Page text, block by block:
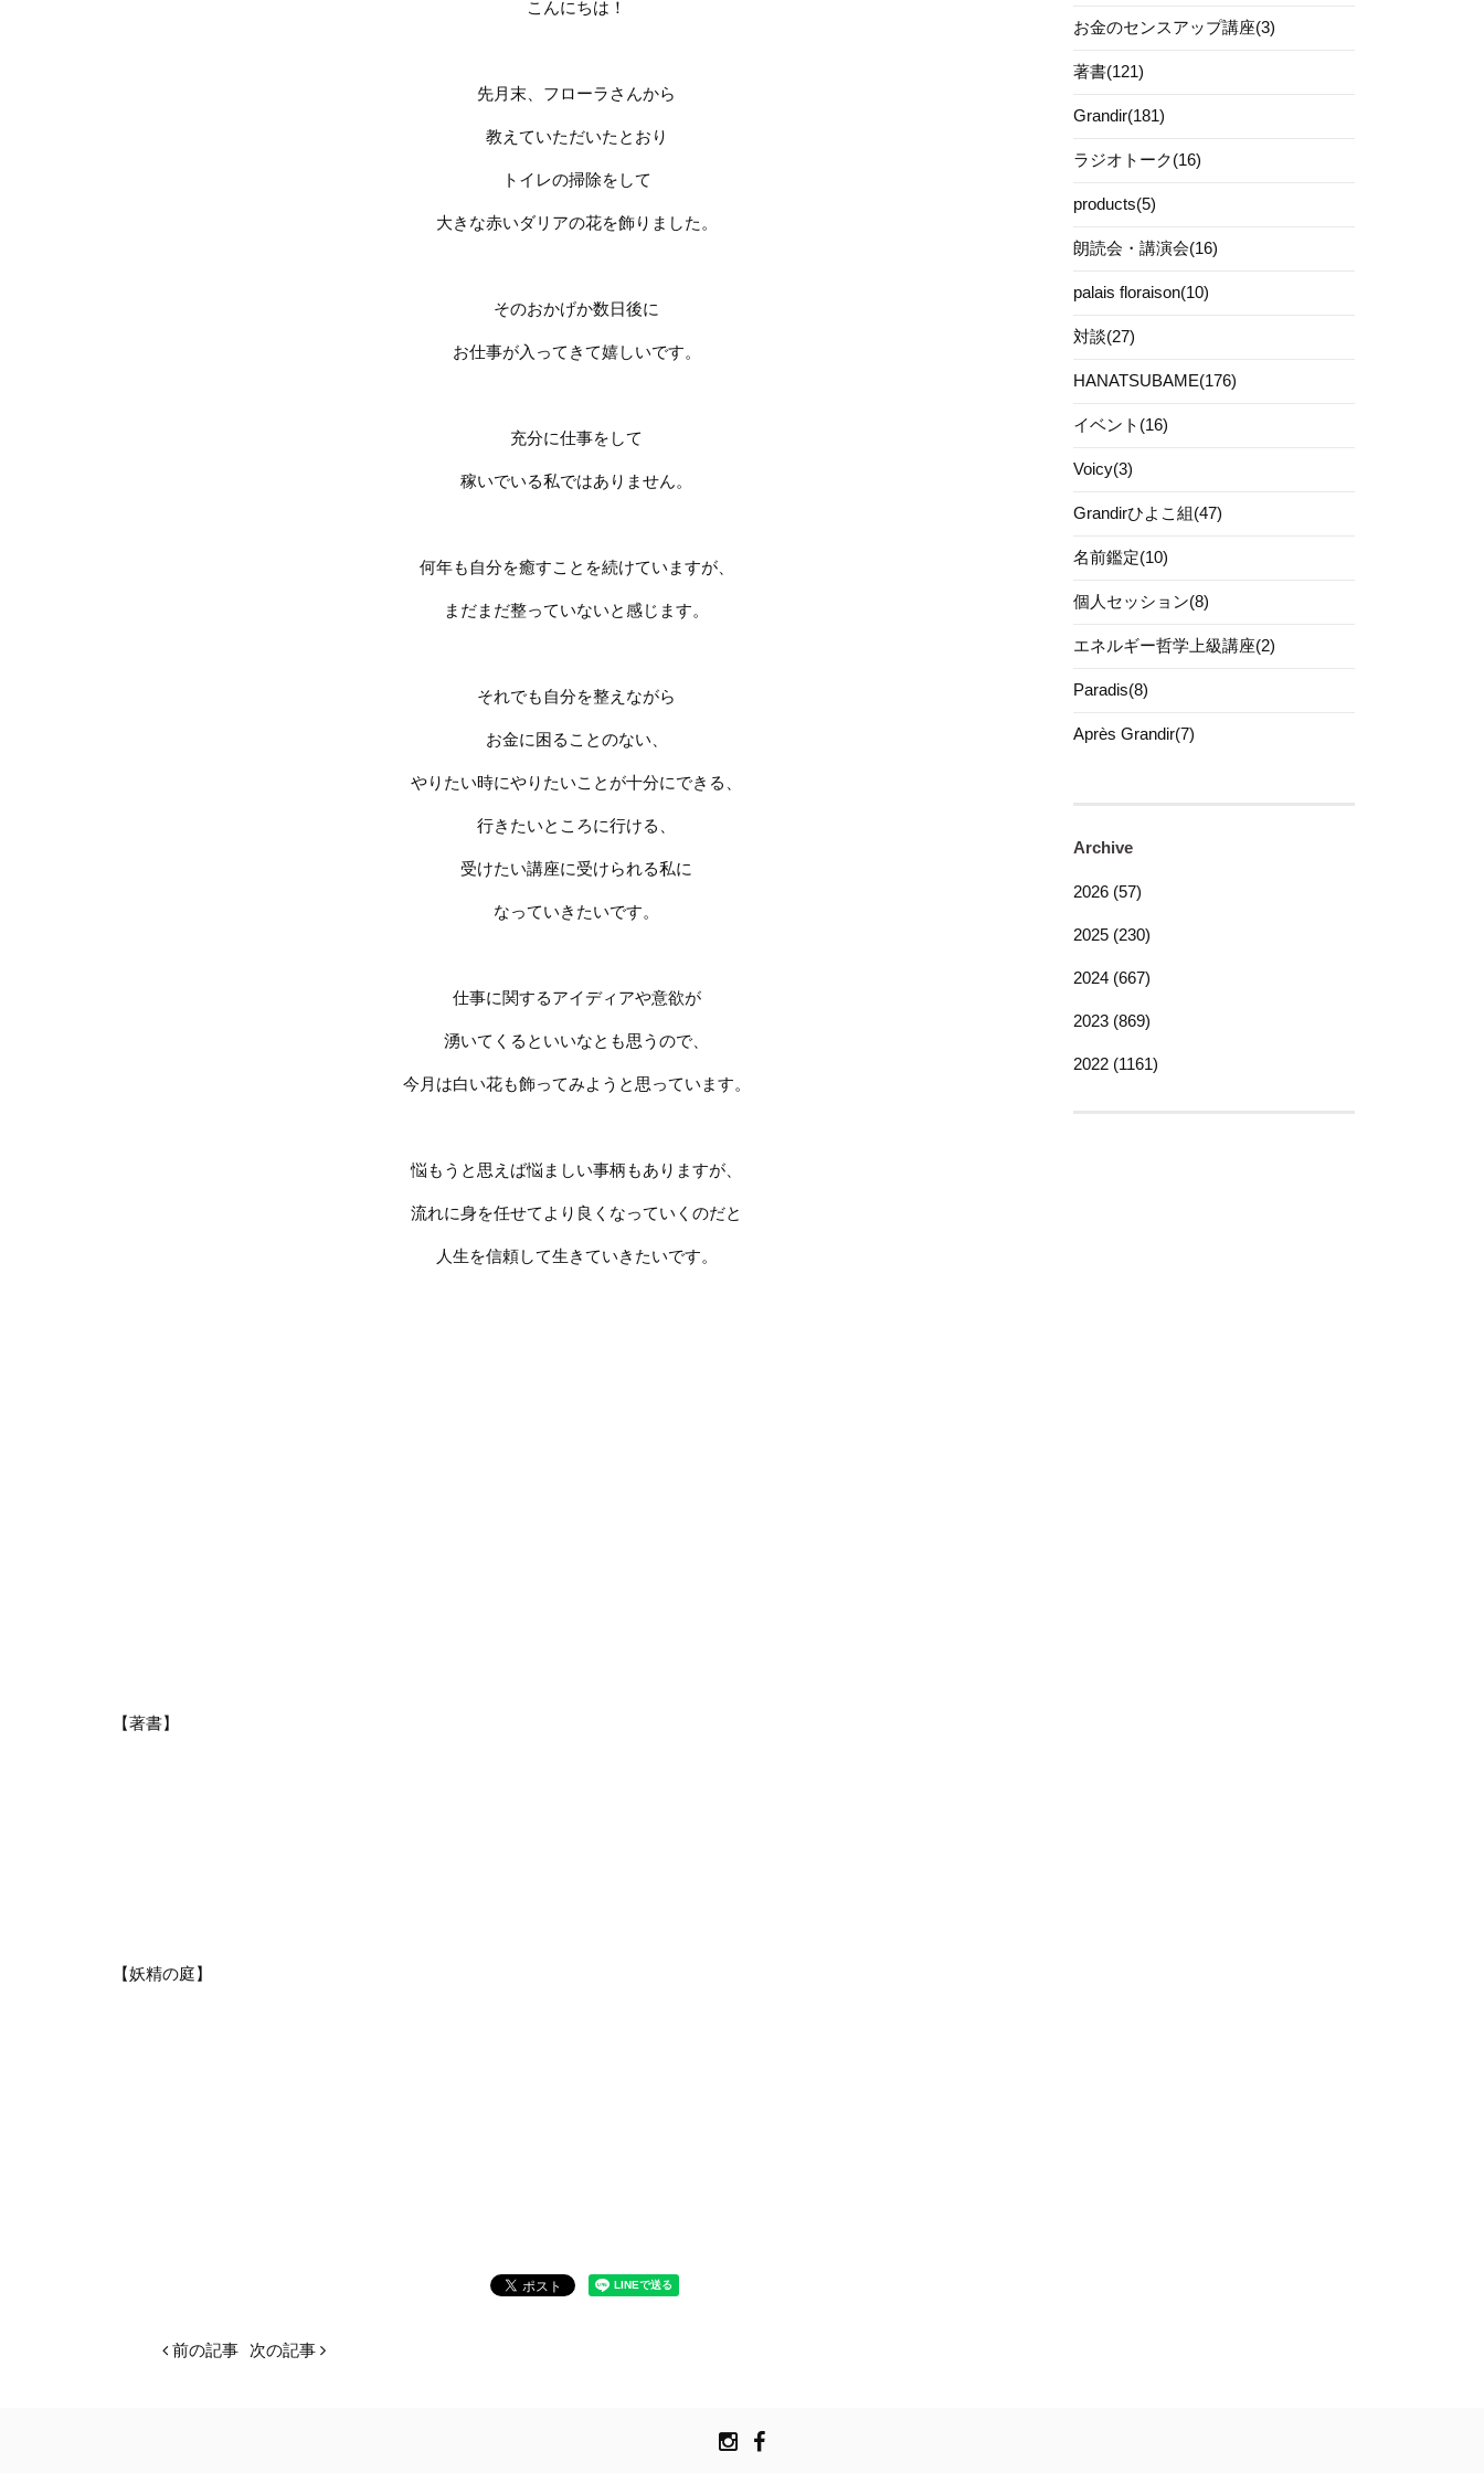
こんにちは！
先月末、フローラさんから
教えていただいたとおり
トイレの掃除をして
大きな赤いダリアの花を飾りました。
そのおかげか数日後に
お仕事が入ってきて嬉しいです。
充分に仕事をして
稼いでいる私ではありません。
何年も自分を癒すことを続けていますが、
まだまだ整っていないと感じます。
それでも自分を整えながら
お金に困ることのない、
やりたい時にやりたいことが十分にできる、
行きたいところに行ける、
受けたい講座に受けられる私に
なっていきたいです。
仕事に関するアイディアや意欲が
湧いてくるといいなとも思うので、
今月は白い花も飾ってみようと思っています。
悩もうと思えば悩ましい事柄もありますが、
流れに身を任せてより良くなっていくのだと
人生を信頼して生きていきたいです。
【著書】
【妖精の庭】
前の記事 次の記事
お金のセンスアップ講座(3)
著書(121)
Grandir(181)
ラジオトーク(16)
products(5)
朗読会・講演会(16)
palais floraison(10)
対談(27)
HANATSUBAME(176)
イベント(16)
Voicy(3)
Grandirひよこ組(47)
名前鑑定(10)
個人セッション(8)
エネルギー哲学上級講座(2)
Paradis(8)
Après Grandir(7)
Archive
2026 (57)
2025 (230)
2024 (667)
2023 (869)
2022 (1161)